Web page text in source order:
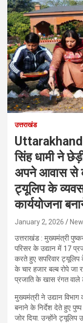
उत्तराखंड
Uttarakhand
सिंह धामी ने
अपने आवास से
ट्यूलिप के
कार्ययोजना
January 2, 2026
उत्तराखंड : मुख्यमंत्री
परिसर के उद्यान में 17
करते हुए सपरिवार ट्यूलिप
के चार हजार बल्ब रोपे
प्रजाति के खास रंगत वाले
मुख्यमंत्री ने उद्यान
बनाने के निर्देश देते हुए
जोर दिया. उन्होंने ट्यूलिप